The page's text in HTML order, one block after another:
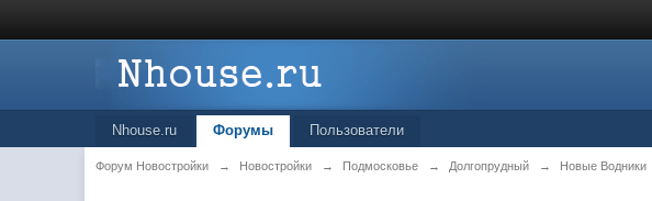
Nhouse.ru Форумы Пользователи
Форум Новостройки → Новостройки → Подмосковье → Долгопрудный → Новые Водники